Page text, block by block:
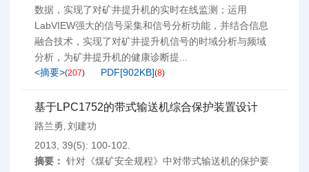
数据，实现了对矿井提升机的实时在线监测；运用
LabVIEW强大的信号采集和信号分析功能，并结合信息
融合技术，实现了对矿井提升机信号的时域分析与频域
分析，为矿井提升机的健康诊断提...
<摘要>(207) PDF[902KB](8)
基于LPC1752的带式输送机综合保护装置设计
路兰勇 , 刘建功
2013, 39(5): 100-102.
摘要： 针对《煤矿安全规程》中对带式输送机的保护要